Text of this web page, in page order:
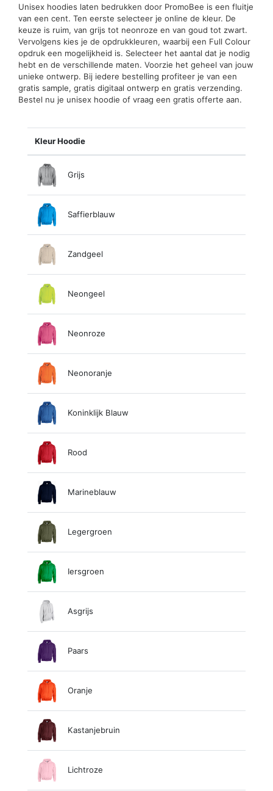
Unisex hoodies laten bedrukken door PromoBee is een fluitje
van een cent. Ten eerste selecteer je online de kleur. De
keuze is ruim, van grijs tot neonroze en van goud tot zwart.
Vervolgens kies je de opdrukkleuren, waarbij een Full Colour
opdruk een mogelijkheid is. Selecteer het aantal dat je nodig
hebt en de verschillende maten. Voorzie het geheel van jouw
unieke ontwerp. Bij iedere bestelling profiteer je van een
gratis sample, gratis digitaal ontwerp en gratis verzending.
Bestel nu je unisex hoodie of vraag een gratis offerte aan.
Kleur Hoodie
Grijs
Saffierblauw
Zandgeel
Neongeel
Neonroze
Neonoranje
Koninklijk Blauw
Rood
Marineblauw
Legergroen
Iersgroen
Asgrijs
Paars
Oranje
Kastanjebruin
Lichtroze